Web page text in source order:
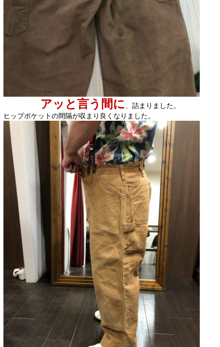
アッと言う間に 、詰まりました。
ヒップポケットの間隔が収まり良くなりました。